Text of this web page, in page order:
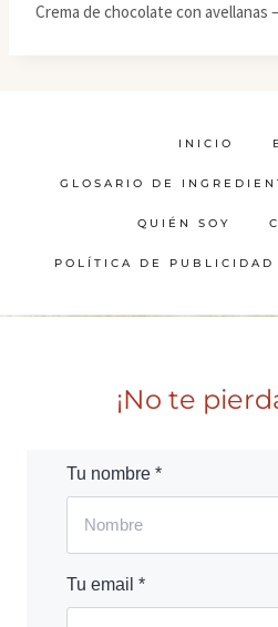
Crema de chocolate con avellanas
INICIO
GLOSARIO DE
QUIÉN SOY
POLÍTICA DE PUBLICIDAD
¡No te
Tu nombre *
Tu email *